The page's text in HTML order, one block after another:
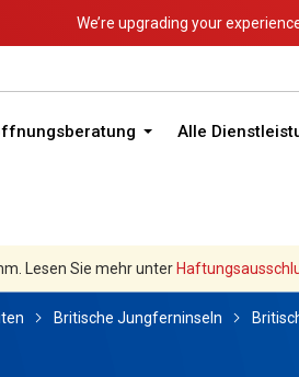
We’re upgrading your
Alle
Lesen Sie mehr unter
Britische Jungferninseln